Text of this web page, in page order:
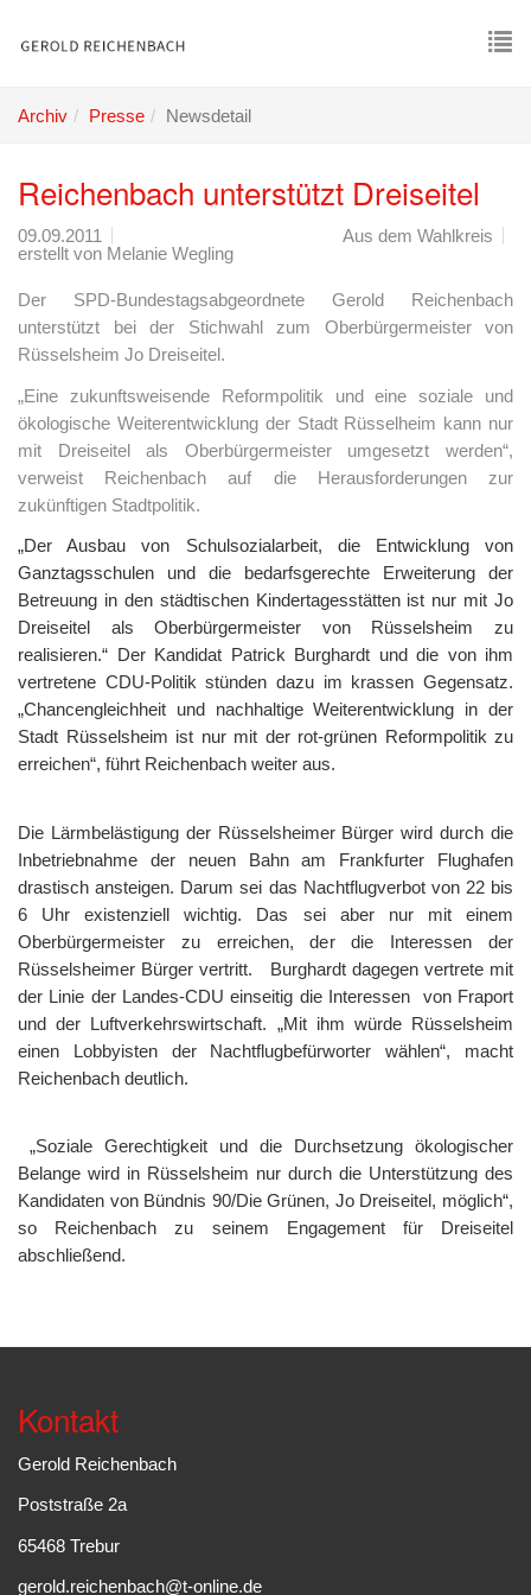
Archiv Presse Newsdetail
Reichenbach unterstützt Dreiseitel
09.09.2011
Aus dem Wahlkreis
erstellt von Melanie Wegling
Der SPD-Bundestagsabgeordnete Gerold Reichenbach
unterstützt bei der Stichwahl zum Oberbürgermeister von
Rüsselsheim Jo Dreiseitel.
„Eine zukunftsweisende Reformpolitik und eine soziale und
ökologische Weiterentwicklung der Stadt Rüsselheim kann nur
mit Dreiseitel als Oberbürgermeister umgesetzt werden“,
verweist Reichenbach auf die Herausforderungen zur
zukünftigen Stadtpolitik.
„Der Ausbau von Schulsozialarbeit, die Entwicklung von
Ganztagsschulen und die bedarfsgerechte Erweiterung der
Betreuung in den städtischen Kindertagesstätten ist nur mit Jo
Dreiseitel als Oberbürgermeister von Rüsselsheim zu
realisieren.“ Der Kandidat Patrick Burghardt und die von ihm
vertretene CDU-Politik stünden dazu im krassen Gegensatz.
„Chancengleichheit und nachhaltige Weiterentwicklung in der
Stadt Rüsselsheim ist nur mit der rot-grünen Reformpolitik zu
erreichen“, führt Reichenbach weiter aus.
Die Lärmbelästigung der Rüsselsheimer Bürger wird durch die
Inbetriebnahme der neuen Bahn am Frankfurter Flughafen
drastisch ansteigen. Darum sei das Nachtflugverbot von 22 bis
6 Uhr existenziell wichtig. Das sei aber nur mit einem
Oberbürgermeister zu erreichen, der die Interessen der
Rüsselsheimer Bürger vertritt. Burghardt dagegen vertrete mit
der Linie der Landes-CDU einseitig die Interessen von Fraport
und der Luftverkehrswirtschaft. „Mit ihm würde Rüsselsheim
einen Lobbyisten der Nachtflugbefürworter wählen“, macht
Reichenbach deutlich.
„Soziale Gerechtigkeit und die Durchsetzung ökologischer
Belange wird in Rüsselsheim nur durch die Unterstützung des
Kandidaten von Bündnis 90/Die Grünen, Jo Dreiseitel, möglich“,
so Reichenbach zu seinem Engagement für Dreiseitel
abschließend.
Kontakt
Gerold Reichenbach
Poststraße 2a
65468 Trebur
gerold.reichenbach@t-online.de